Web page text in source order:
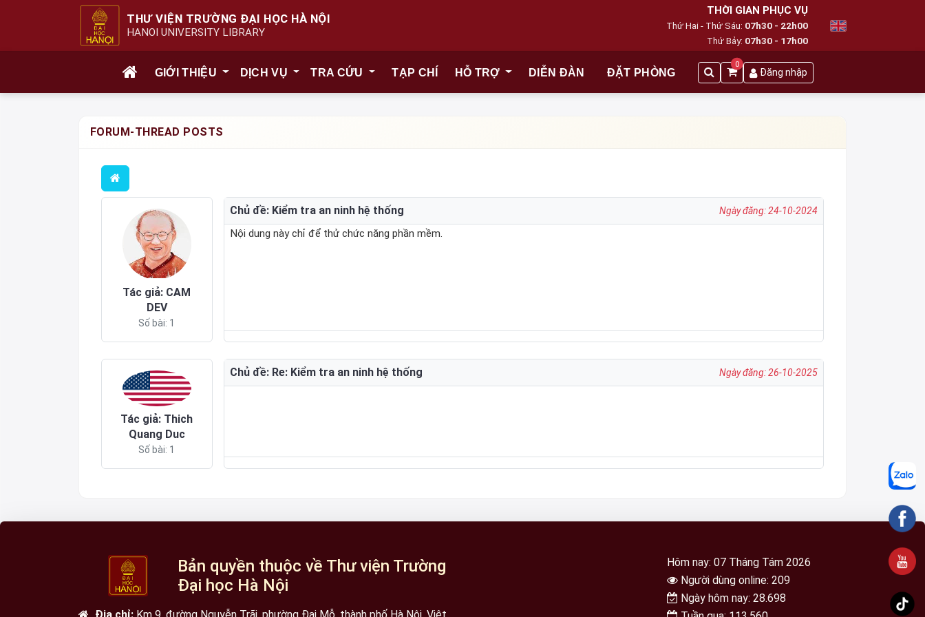
THƯ VIỆN TRƯỜNG ĐẠI HỌC HÀ NỘI
HANOI UNIVERSITY LIBRARY
THỜI GIAN PHỤC VỤ
Thứ Hai - Thứ Sáu: 07h30 - 22h00
Thứ Bảy: 07h30 - 17h00
GIỚI THIỆU DỊCH VỤ TRA CỨU TẠP CHÍ HỖ TRỢ DIỄN ĐÀN ĐẶT PHÒNG
0
Đăng nhập
FORUM-THREAD POSTS
Tác giả: CAM
DEV
Số bài: 1
Chủ đề: Kiểm tra an ninh hệ thống Ngày đăng: 24-10-2024
Nội dung này chỉ để thử chức năng phần mềm.
Tác giả: Thich
Quang Duc
Số bài: 1
Chủ đề: Re: Kiểm tra an ninh hệ thống Ngày đăng: 26-10-2025
Bản quyền thuộc về Thư viện Trường
Đại học Hà Nội
Hôm nay: 07 Tháng Tám 2026
Người dùng online: 209
Ngày hôm nay: 28.698